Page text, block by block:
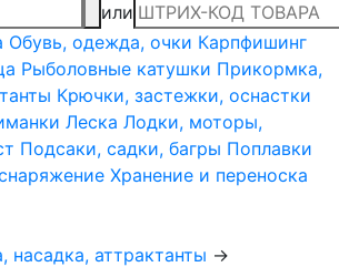
или
Обувь, одежда, очки Карпфишинг
Рыболовные катушки Прикормка,
Крючки, застежки, оснастки
Леска Лодки, моторы,
Подсаки, садки, багры Поплавки
Хранение и переноска
насадка, аттрактанты →